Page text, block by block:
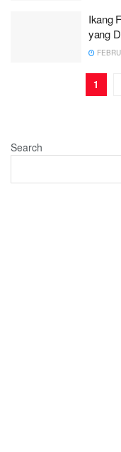
Ikang
yang
1
Search